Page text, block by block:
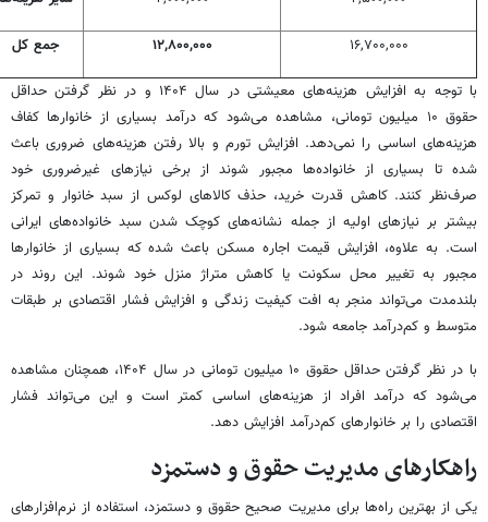
۱۶,۷۰۰,۰۰۰ ۱۲,۸۰۰,۰۰۰ جمع کل
با توجه به افزایش هزینه‌های معیشتی در سال ۱۴۰۴ و در نظر گرفتن حداقل
حقوق ۱۰ میلیون تومانی، مشاهده می‌شود که درآمد بسیاری از خانوارها کفاف
هزینه‌های اساسی را نمی‌دهد. افزایش تورم و بالا رفتن هزینه‌های ضروری باعث
شده تا بسیاری از خانواده‌ها مجبور شوند از برخی نیازهای غیرضروری خود
صرف‌نظر کنند. کاهش قدرت خرید، حذف کالاهای لوکس از سبد خانوار و تمرکز
بیشتر بر نیازهای اولیه از جمله نشانه‌های کوچک شدن سبد خانواده‌های ایرانی
است. به علاوه، افزایش قیمت اجاره مسکن باعث شده که بسیاری از خانوارها
مجبور به تغییر محل سکونت یا کاهش متراژ منزل خود شوند. این روند در
بلندمدت می‌تواند منجر به افت کیفیت زندگی و افزایش فشار اقتصادی بر طبقات
متوسط و کم‌درآمد جامعه شود.
با در نظر گرفتن حداقل حقوق ۱۰ میلیون تومانی در سال ۱۴۰۴، همچنان مشاهده
می‌شود که درآمد افراد از هزینه‌های اساسی کمتر است و این می‌تواند فشار
اقتصادی را بر خانوارهای کم‌درآمد افزایش دهد.
راهکارهای مدیریت حقوق و دستمزد
یکی از بهترین راه‌ها برای مدیریت صحیح حقوق و دستمزد، استفاده از نرم‌افزارهای